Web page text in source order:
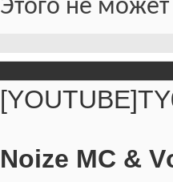
Этого не
Noize MC &